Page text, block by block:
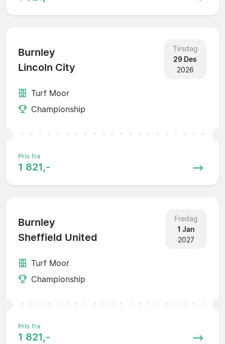
Burnley
Lincoln City
Tirsdag
29 Des
2026
Turf Moor
Championship
Pris fra
1 821,-
Burnley
Sheffield United
Fredag
1 Jan
2027
Turf Moor
Championship
Pris fra
1 821,-